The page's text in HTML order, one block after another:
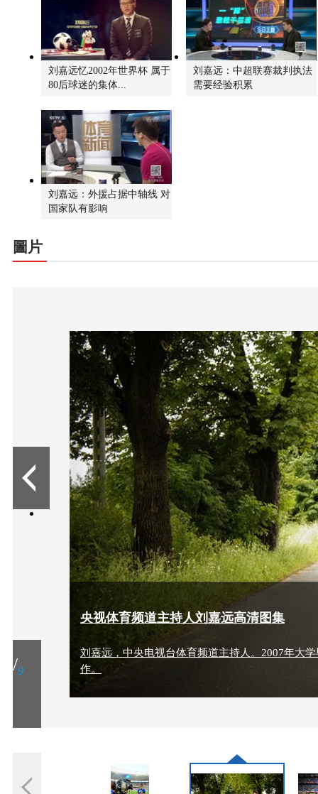
刘嘉远忆2002年世界杯 属于
80后球迷的集体...
刘嘉远：中超联赛裁判执法
需要经验积累
刘嘉远：外援占据中轴线 对
国家队有影响
圖片
/9
央视体育频道主持人刘嘉远高清图集
刘嘉远，中央电视台体育频道主持人。2007年大
作。